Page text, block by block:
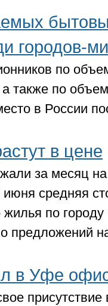
городов-
по
также по
в России
в цене
за месяц
средняя
жилья по
предложений
в Уфе